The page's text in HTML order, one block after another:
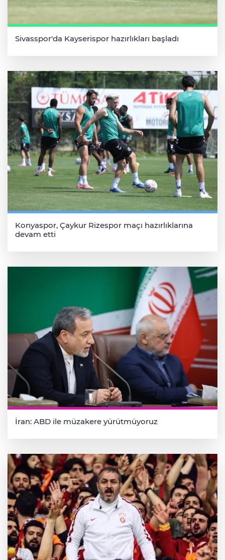
Sivasspor'da Kayserispor hazırlıkları başladı
Konyaspor, Çaykur Rizespor maçı hazırlıklarına
devam etti
İran: ABD ile müzakere yürütmüyoruz